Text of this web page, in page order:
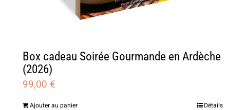
Box cadeau Soirée Gourmande en Ardèche
(2026)
99,00 €
Ajouter au panier Détails